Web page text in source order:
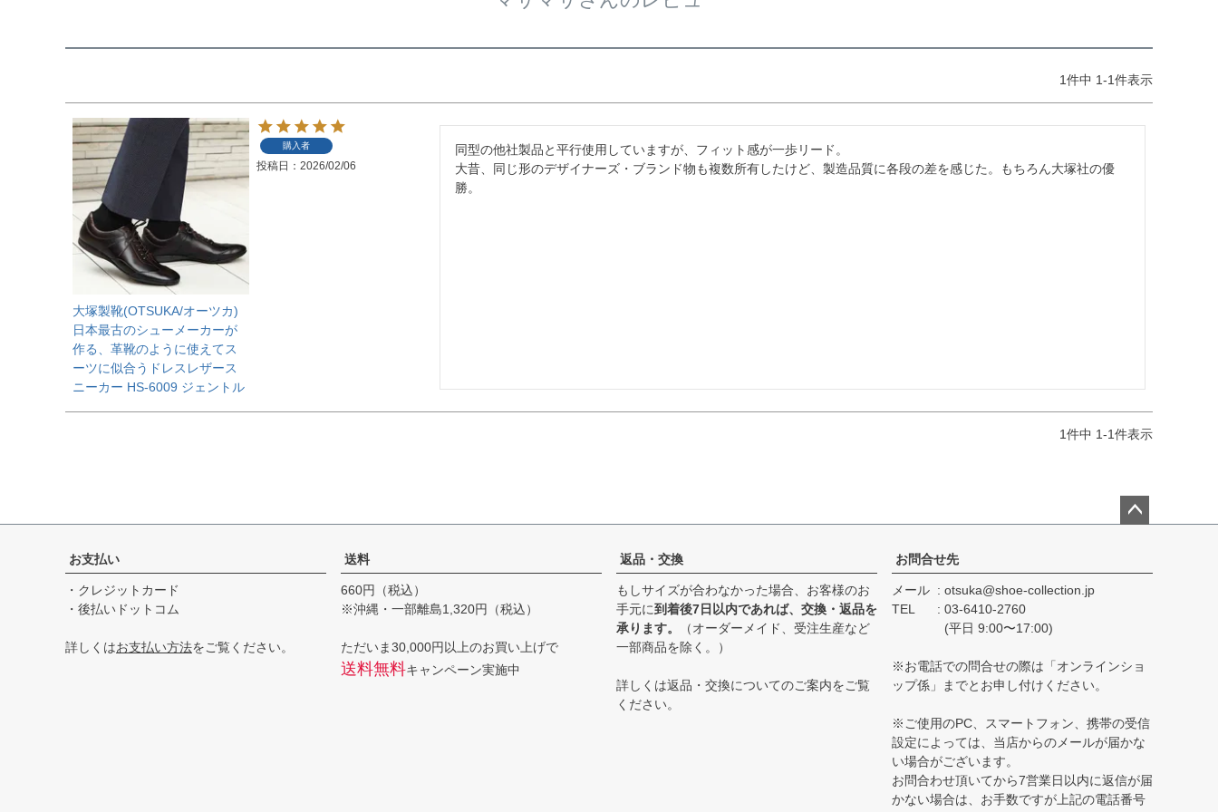
1件中 1-1件表示
大塚製靴(OTSUKA/オーツカ)
日本最古のシューメーカーが
作る、革靴のように使えてス
ーツに似合うドレスレザース
ニーカー HS-6009 ジェントル
購入者
投稿日 2026/02/06
同型の他社製品と平行使用していますが、フィット感が一歩リード。
大昔、同じ形のデザイナーズ・ブランド物も複数所有したけど、製造品質に各段の差を感じた。もちろん大塚社の優
勝。
1件中 1-1件表示
ップ
お支払い
・クレジットカード
・後払いドットコム
詳しくはお支払い方法をご覧ください。
送料
660円（税込）
※沖縄・一部離島1,320円（税込）
ただいま30,000円以上のお買い上げで
送料無料キャンペーン実施中
返品・交換
もしサイズが合わなかった場合、お客様のお
手元に到着後7日以内であれば、交換・返品を
承ります。
（オーダーメイド、受注生産など
一部商品を除く。）
詳しくは返品・交換についてのご案内をご覧
ください。
お問合せ先
メール
otsuka@shoe-collection.jp
TEL
03-6410-2760
(平日 9:00〜17:00)
※お電話での問合せの際は「オンラインショ
ップ係」までとお申し付けください。
※ご使用のPC、スマートフォン、携帯の受信
設定によっては、当店からのメールが届かな
い場合がございます。
お問合わせ頂いてから7営業日以内に返信が届
かない場合は、お手数ですが上記の電話番号